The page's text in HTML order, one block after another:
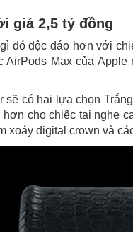
giá 2,5 tỷ đồng
đó độc đáo hơn với
AirPods Max của
sẽ có hai lựa chọn
cho chiếc tai nghe
xoáy digital crown và